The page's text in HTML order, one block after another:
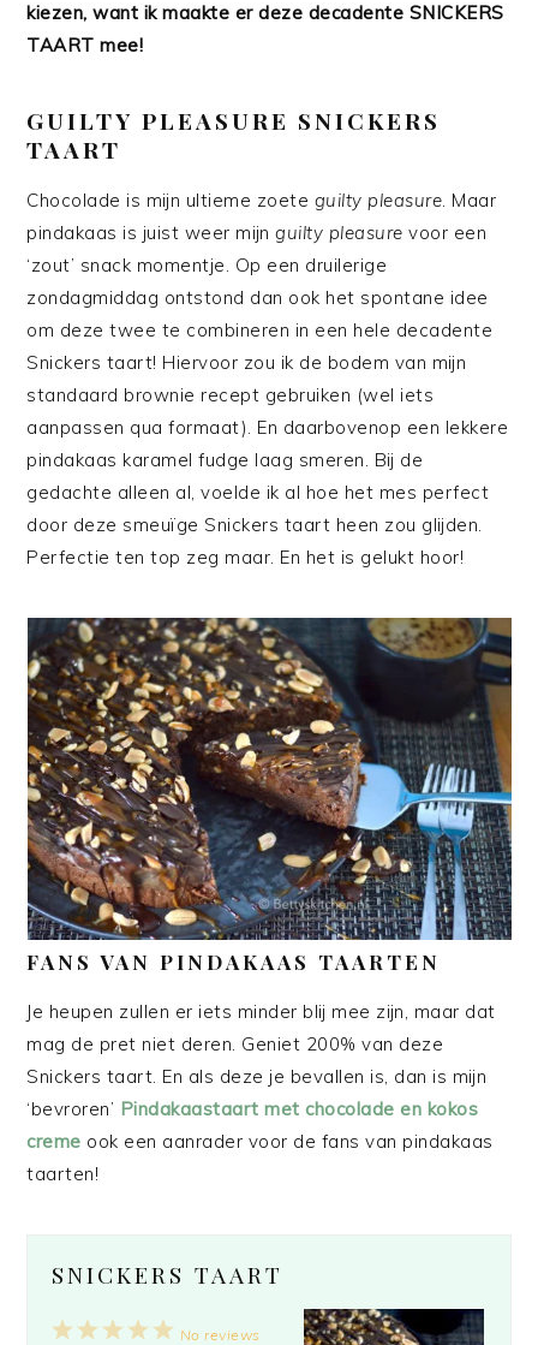
kiezen, want ik maakte er deze decadente SNICKERS
TAART mee!
GUILTY PLEASURE SNICKERS
TAART
Chocolade is mijn ultieme zoete guilty pleasure. Maar
pindakaas is juist weer mijnguilty pleasure voor een
‘zout’ snack momentje. Op een druilerige
zondagmiddag ontstond dan ook het spontane idee
om deze twee te combineren in een hele decadente
Snickers taart! Hiervoor zou ik de bodem van mijn
standaard brownie recept gebruiken (wel iets
aanpassen qua formaat). En daarbovenop een lekkere
pindakaas karamel fudge laag smeren. Bij de
gedachte alleen al, voelde ik al hoe het mes perfect
door deze smeuïge Snickers taart heen zou glijden.
Perfectie ten top zeg maar. En het is gelukt hoor!
FANS VAN PINDAKAAS TAARTEN
Je heupen zullen er iets minder blij mee zijn, maar dat
mag de pret niet deren. Geniet 200% van deze
Snickers taart. En als deze je bevallen is, dan is mijn
‘bevroren’ Pindakaastaart met chocolade en kokos
creme ook een aanrader voor de fans van pindakaas
taarten!
SNICKERS TAART
5
4
3
2
1
No reviews